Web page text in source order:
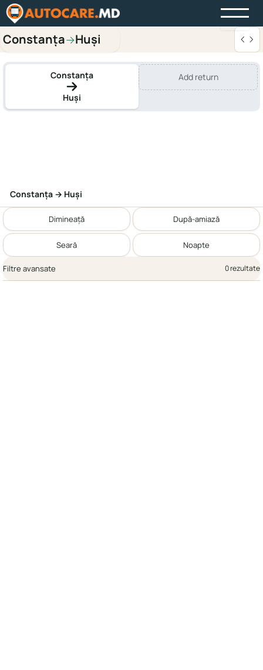
Constanța→Huși
Constanța
Huși
Add return
Constanța → Huși
Dimineață După-amiază
Seară Noapte
Filtre avansate 0 rezultate